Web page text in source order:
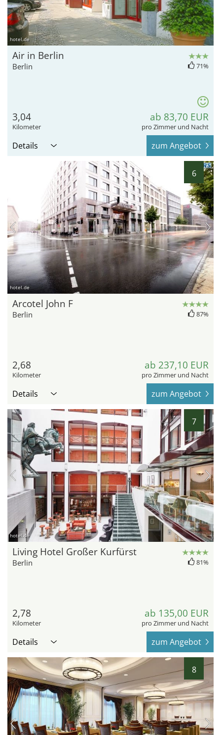
hotel.de
Air in Berlin
Berlin 71%
3,04
Kilometer
ab 83,70 EUR
pro Zimmer und Nacht
Details zum Angebot
6
hotel.de
Arcotel John F
Berlin 87%
2,68
Kilometer
ab 237,10 EUR
pro Zimmer und Nacht
Details zum Angebot
7
hotel.de
Living Hotel Großer Kurfürst
Berlin 81%
2,78
Kilometer
ab 135,00 EUR
pro Zimmer und Nacht
Details zum Angebot
8